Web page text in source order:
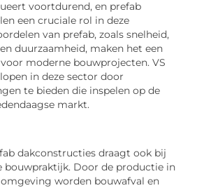
voortdurend, en prefab
een cruciale rol in deze
van prefab, zoals snelheid,
duurzaamheid, maken het een
moderne bouwprojecten. VS
in deze sector door
te bieden die inspelen op de
markt.
dakconstructies draagt ook bij
bouwpraktijk. Door de productie in
worden bouwafval en